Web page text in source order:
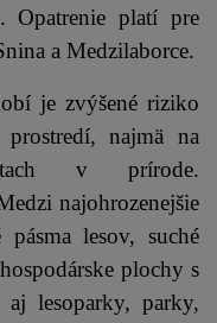
Opatrenie platí pre
a Medzilaborce.
je zvýšené riziko
najmä na
v prírode.
lesov, suché
plochy s
lesoparky, parky,